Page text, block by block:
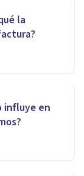
la
influye en